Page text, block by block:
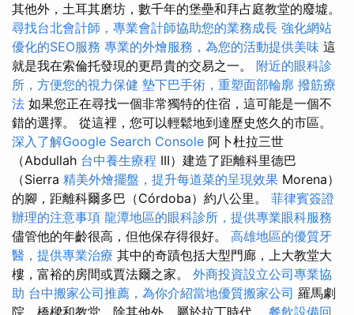
其他外，土耳其磨坊，數千年的堡壘和拜占庭教堂的廢墟。
尋找台北會計師，專業會計師協助您的業務成長 強化網站
優化的SEO服務 專業的外燴服務，為您的活動提供美味 這
就是我在索倫托發現的更昂貴的交易之一。 附近的眼科診
所，方便您的視力保健 墊下巴手術，重塑面部輪廓 撥筋療
法 如果您正在尋找一個非常獨特的住宿，這可能是一個不
錯的選擇。 從這裡，您可以輕鬆地到達歷史悠久的市區。
深入了解Google Search Console 阿卜杜拉三世
（Abdullah 台中養生療程 III）建造了距離科里德巴
（Sierra 精美外燴擺盤，提升每道菜的呈現效果 Morena）
的腳，距離科爾多巴（Córdoba）約八公里。 菲律賓簽證
辦理的注意事項 龍潭地區的眼科診所，提供專業眼科服務
儘管他的年齡很高，但他保存得很好。 高雄地區的優質牙
醫，提供專業治療 其中的奇蹟包括大型門廊，上大教堂大
樓，富裕的房間或賈法爾之家。 外商投資設立公司專業協
助 台中搬家公司推薦，為你介紹當地優質搬家公司 羅馬劇
院，橋樑和教堂，除其他外，屬於拉丁時代。 餐飲設備回